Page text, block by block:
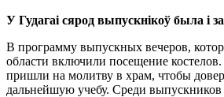
У Гудагаі сярод выпускнікоў была і
В программу выпускных вечеров,
области включили посещение
пришли на молитву в храм, чтобы
дальнейшую учебу. Среди выпускников